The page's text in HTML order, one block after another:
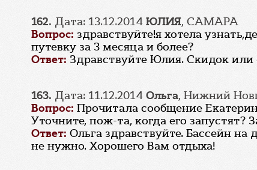
162. Дата: 13.12.2014 ЮЛИЯ, САМАРА
Вопрос: здравствуйте!я хотела
путевку за 3 месяца и более?
Ответ: Здравствуйте Юлия. Скидок или
163. Дата: 11.12.2014 Ольга, Нижний
Вопрос: Прочитала сообщение
Уточните, пож-та, когда его запустят?
Ответ: Ольга здравствуйте. Бассейн
не нужно. Хорошего Вам отдыха!